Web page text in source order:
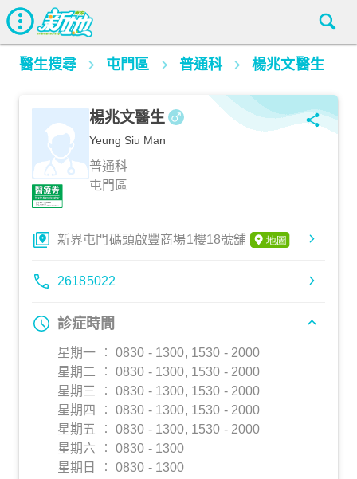
醫生搜尋 屯門區 普通科 楊兆文醫生
楊兆文醫生
Yeung Siu Man
普通科
屯門區
新界屯門碼頭啟豐商場1樓18號舖
26185022
診症時間
星期一 ︰ 0830 - 1300, 1530 - 2000
星期二 ︰ 0830 - 1300, 1530 - 2000
星期三 ︰ 0830 - 1300, 1530 - 2000
星期四 ︰ 0830 - 1300, 1530 - 2000
星期五 ︰ 0830 - 1300, 1530 - 2000
星期六 ︰ 0830 - 1300
星期日 ︰ 0830 - 1300